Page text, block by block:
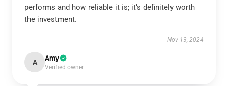
performs and how reliable it is; it’s definitely worth
the investment.
Nov 13, 2024
A Amy
Verified owner